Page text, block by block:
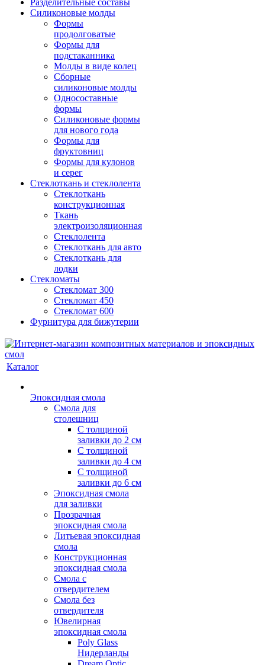
Разделительные составы
Силиконовые молды
Формы
продолговатые
Формы для
подстаканника
Молды в виде колец
Сборные
силиконовые молды
Односоставные
формы
Силиконовые формы
для нового года
Формы для
фруктовниц
Формы для кулонов
и серег
Стеклоткань и стеклолента
Стеклоткань
конструкционная
Ткань
электроизоляционная
Стеклолента
Стеклоткань для авто
Стеклоткань для
лодки
Стекломаты
Стекломат 300
Стекломат 450
Стекломат 600
Фурнитура для бижутерии
Каталог
Эпоксидная смола
Смола для
столешниц
С толщиной
заливки до 2 см
С толщиной
заливки до 4 см
С толщиной
заливки до 6 см
Эпоксидная смола
для заливки
Прозрачная
эпоксидная смола
Литьевая эпоксидная
смола
Конструкционная
эпоксидная смола
Смола с
отвердителем
Смола без
отвердителя
Ювелирная
эпоксидная смола
Poly Glass
Нидерланды